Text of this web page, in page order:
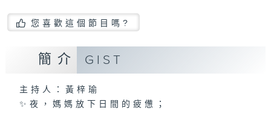
您喜歡這個節目嗎?
簡介 GIST
主持人：黃梓瑜
✨夜，媽媽放下日間的疲憊；